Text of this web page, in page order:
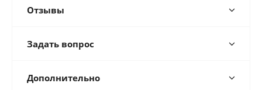
Отзывы
Задать вопрос
Дополнительно